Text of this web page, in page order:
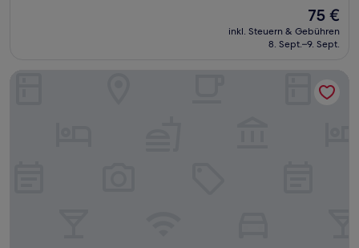
Bewertungen)
Der
Preis
beträgt
75 €
inkl. Steuern & Gebühren
8. Sept.–9. Sept.
Kindness Hotel Han Shen